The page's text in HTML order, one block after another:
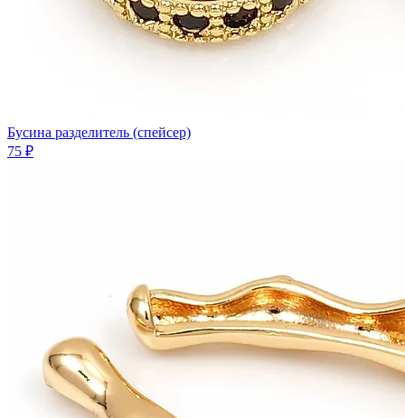
Бусина разделитель (спейсер)
75 ₽